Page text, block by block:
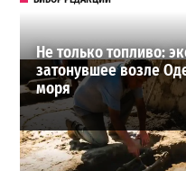
Не только топливо:
затонувшее возле
моря